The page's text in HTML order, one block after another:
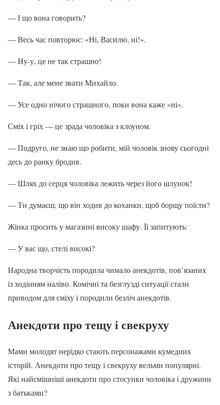
— І що вона говорить?
— Весь час повторює: «Ні, Василю, ні!».
— Ну-у, це не так страшно!
— Так, але мене звати Михайло.
— Усе одно нічого страшного, поки вона каже «ні».
Сміх і гріх — це зрада чоловіка з клоуном.
— Подруго, не знаю що робити, мій чоловік знову сьогодні
десь до ранку бродив.
— Шлях до серця чоловіка лежить через його шлунок!
— Ти думаєш, що він ходив до коханки, щоб борщу поїсти?
Жінка просить у магазині високу шафу. Її запитують:
— У вас що, стелі високі?
Народна творчість породила чимало анекдотів, пов’язаних
із ходінням наліво. Комічні та безглузді ситуації стали
приводом для сміху і породили безліч анекдотів.
Анекдоти про тещу і свекруху
Мами молодят нерідко стають персонажами кумедних
історій. Анекдоти про тещу і свекруху вельми популярні.
Які найсмішніші анекдоти про стосунки чоловіка і дружини
з батьками?